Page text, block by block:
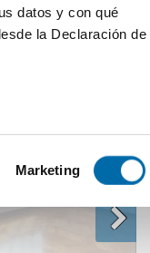
datos y con qué
la Declaración de
específicas (huellas
sus
en cualquier momento
Marketing